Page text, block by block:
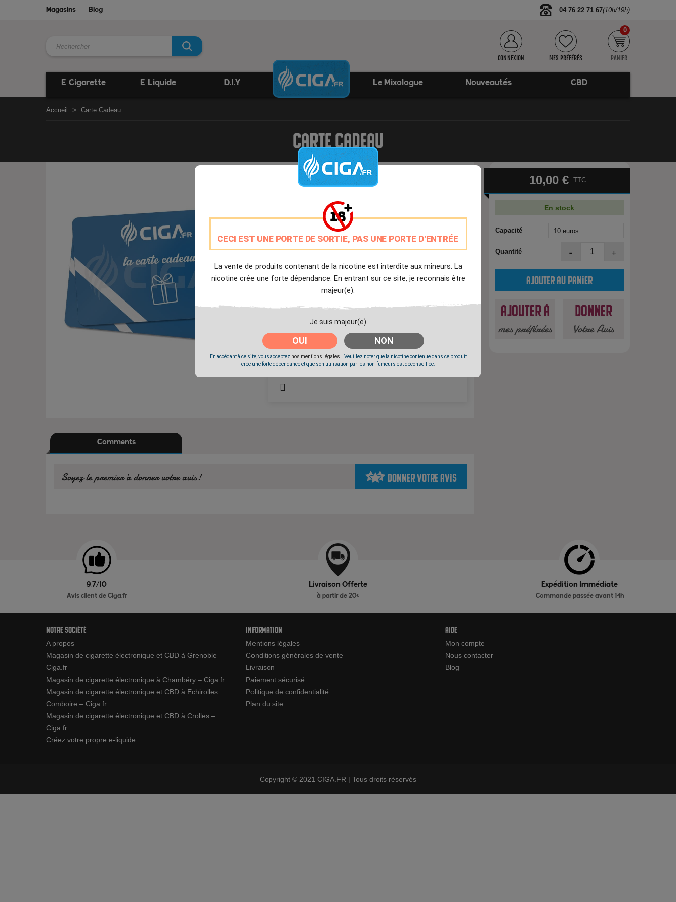
CECI EST UNE PORTE DE SORTIE, PAS UNE PORTE D'ENTRÉE
La vente de produits contenant de la nicotine est interdite aux mineurs. La
nicotine crée une forte dépendance. En entrant sur ce site, je reconnais être
majeur(e).
Je suis majeur(e)
OUI NON
En accédant à ce site, vous acceptez nos mentions légales.
. Veuillez noter que la nicotine contenue dans ce produit
crée une forte dépendance et que son utilisation par les non-fumeurs est déconseillée.
Magasins Blog 04 76 22 71 67(10h/19h)
CONNEXION MES PRÉFÉRÉS PANIER
0
E-Cigarette E-Liquide D.I.Y Le Mixologue Nouveautés CBD
Accueil Carte Cadeau
CARTE CADEAU
Reference: bon-cadeau
Le bon Cadeau Ciga.fr est idéal pour un cadeau. Vous choisissez la
valeur de la carte cadeau et le bénéficiaire peut l'utiliser à sa
convenance sur le site internet et dans les boutiques Ciga.fr
Livraison Offerte
à partir de 20€
Expédition Immédiate
Commande passée avant 14h
Comments
Soyez le premier à donner votre avis! Donner votre avis
10,00 € TTC
En stock
Capacité
Quantité - +
Ajouter au panier
Ajouter à
mes préférées
Donner
Votre Avis
9.7/10
Avis client de Ciga.fr
Livraison Offerte
à partir de 20€
Expédition Immédiate
Commande passée avant 14h
Notre société
A propos
Magasin de cigarette électronique et CBD à Grenoble –
Ciga.fr
Magasin de cigarette électronique à Chambéry – Ciga.fr
Magasin de cigarette électronique et CBD à Echirolles
Comboire – Ciga.fr
Magasin de cigarette électronique et CBD à Crolles –
Ciga.fr
Créez votre propre e-liquide
Information
Mentions légales
Conditions générales de vente
Livraison
Paiement sécurisé
Politique de confidentialité
Plan du site
Aide
Mon compte
Nous contacter
Blog
Copyright © 2021 CIGA.FR | Tous droits réservés